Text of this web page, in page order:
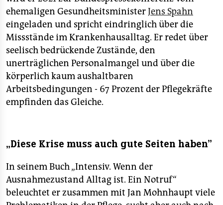
auf YouTube gestreamt:youtu.be/9MMTY3UnSZg
ehemaligen GesundheitsministerJens Spahn
eingeladen und spricht eindringlich über die
Missstände im Krankenhausalltag. Er redet über
seelisch bedrückende Zustände, den
unerträglichen Personalmangel und über die
körperlich kaum aushaltbaren
Arbeitsbedingungen - 67 Prozent der Pflegekräfte
empfinden das Gleiche.
„Diese Krise muss auch gute Seiten haben”
In seinem Buch „Intensiv. Wenn der
Ausnahmezustand Alltag ist. Ein Notruf“
beleuchtet er zusammen mit Jan Mohnhaupt viele